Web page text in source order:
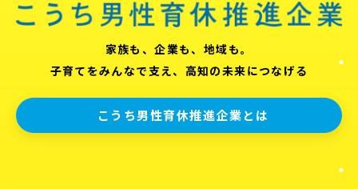
家族も、企業も、地域も。
子育てをみんなで支え、高知の未来につなげる
こうち男性育休推進企業とは